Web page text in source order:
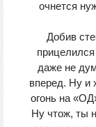
очнется
Добив
даже не
вперед. Ну и
огонь на
Ну чтож, ты